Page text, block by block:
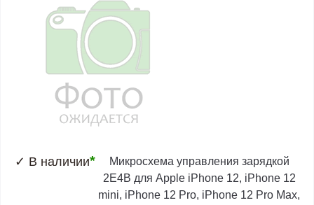
✓ В наличии*
Микросхема управления зарядкой
2E4B для Apple iPhone 12, iPhone 12
mini, iPhone 12 Pro, iPhone 12 Pro Max,